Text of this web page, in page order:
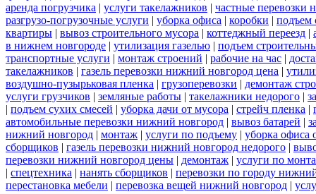
аренда погрузчика | услуги такелажников | частные перевозки
разгрузо-погрузочные услуги | уборка офиса | коробки | подъем
квартиры | вывоз строительного мусора | коттеджный переезд |
в нижнем новгороде | утилизация газелью | подъем
транспортные услуги | монтаж строений | рабочие на час |
такелажников | газель перевозки нижний новгород цена |
воздушно-пузырьковая пленка | грузоперевозки | демонтаж
услуги грузчиков | земляные работы | такелажники недорого |
| подъем сухих смесей | уборка дачи от мусора | стрейч пленка |
автомобильные перевозки нижний новгород | вывоз батарей |
нижний новгород | монтаж | услуги по подъему | уборка офиса
сборщиков | газель перевозки нижний новгород недорого |
перевозки нижний новгород цены | демонтаж | услуги по
| спецтехника | нанять сборщиков | перевозки по городу
перестановка мебели | перевозка вещей нижний новгород |